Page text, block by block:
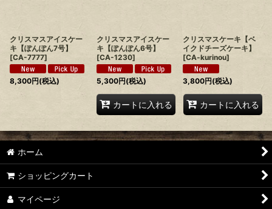
クリスマスアイスケー
キ【ぽんぽん7号】
[CA-7777]
8,300円(税込)
クリスマスアイスケー
キ【ぽんぽん6号】
[CA-1230]
5,300円(税込)
カートに入れる
クリスマスケーキ【ベ
イクドチーズケーキ】
[CA-kurinou]
3,800円(税込)
カートに入れる
ホーム
ショッピングカート
マイページ